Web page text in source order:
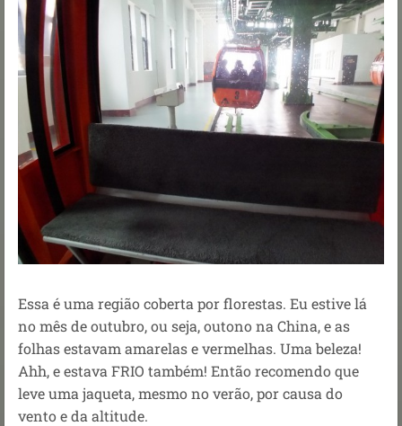
Essa é uma região coberta por florestas. Eu estive lá
no mês de outubro, ou seja, outono na China, e as
folhas estavam amarelas e vermelhas. Uma beleza!
Ahh, e estava FRIO também! Então recomendo que
leve uma jaqueta, mesmo no verão, por causa do
vento e da altitude.